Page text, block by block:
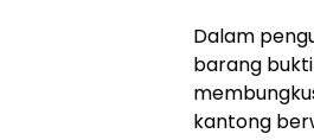
Dalam
barang
kantong